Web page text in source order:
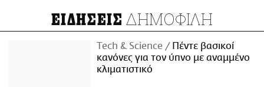
ΕΙΔΗΣΕΙΣ ΔΗΜΟΦΙΛΗ
Τech & Science
Πέντε βασικοί
κανόνες για τον ύπνο με αναμμένο
κλιματιστικό